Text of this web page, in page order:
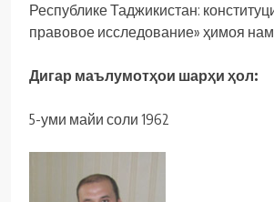
Республике Таджикистан:
правовое исследование» ҳимоя
Дигар маълумотҳои шарҳи ҳол:
5-уми майи соли 1962